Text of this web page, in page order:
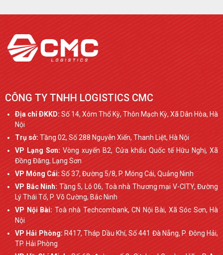
CÔNG TY TNHH LOGISTICS CMC
Ðịa chỉ ÐKKD: Số 14, Xóm Thổ Kỳ, Thôn Mạch Kỳ, Xã Dân Hòa, Hà
Nội
Trụ sở: Tầng 02, Số 288 Nguyễn Xiển, Thanh Liệt, Hà Nội
VP Lạng Sơn: Vòng xuyến B2, Cửa khẩu Quốc tế Hữu Nghị, Xã
Đồng Đăng, Lạng Sơn
VP Móng Cái: Số 37, Đường 5/8, P. Móng Cái, Quảng Ninh
VP Bắc Ninh: Tầng 5, Lô 06, Toà nhà Thương mại V-CITY, Đường
Lý Thái Tổ, P. Võ Cường, Bắc Ninh
VP Nội Bài: Toà nhà Techcombank, CN Nội Bài, Xã Sóc Sơn, Hà
Nội
VP Hải Phòng: R417, Tháp Dầu Khí, Số 441 Đà Nẵng, P. Đông Hải,
TP. Hải Phòng